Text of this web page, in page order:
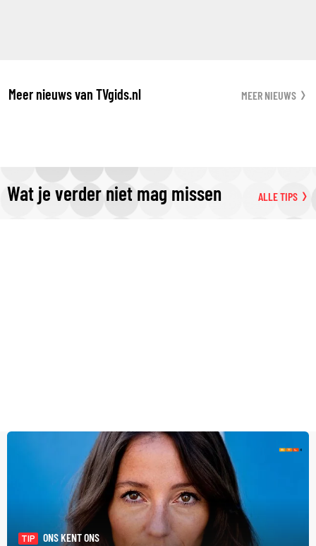
Meer nieuws van TVgids.nl MEER NIEUWS
Wat je verder niet mag missen ALLE TIPS
TIP
ONS KENT ONS